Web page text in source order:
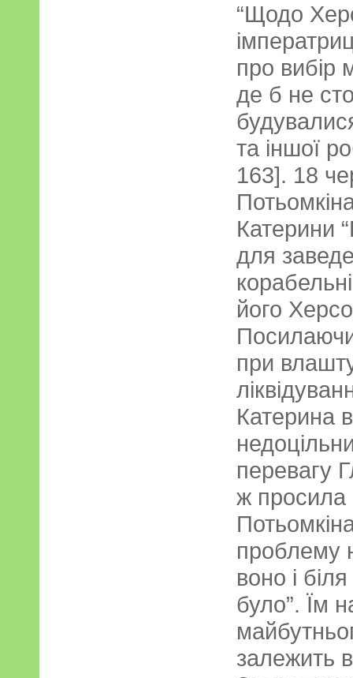
“Щодо
про вибір
де б не
та іншої
163]. 18
Катерини
для
його
при
Катерина
перевагу
ж
проблему
воно і
було”. Їм
залежить